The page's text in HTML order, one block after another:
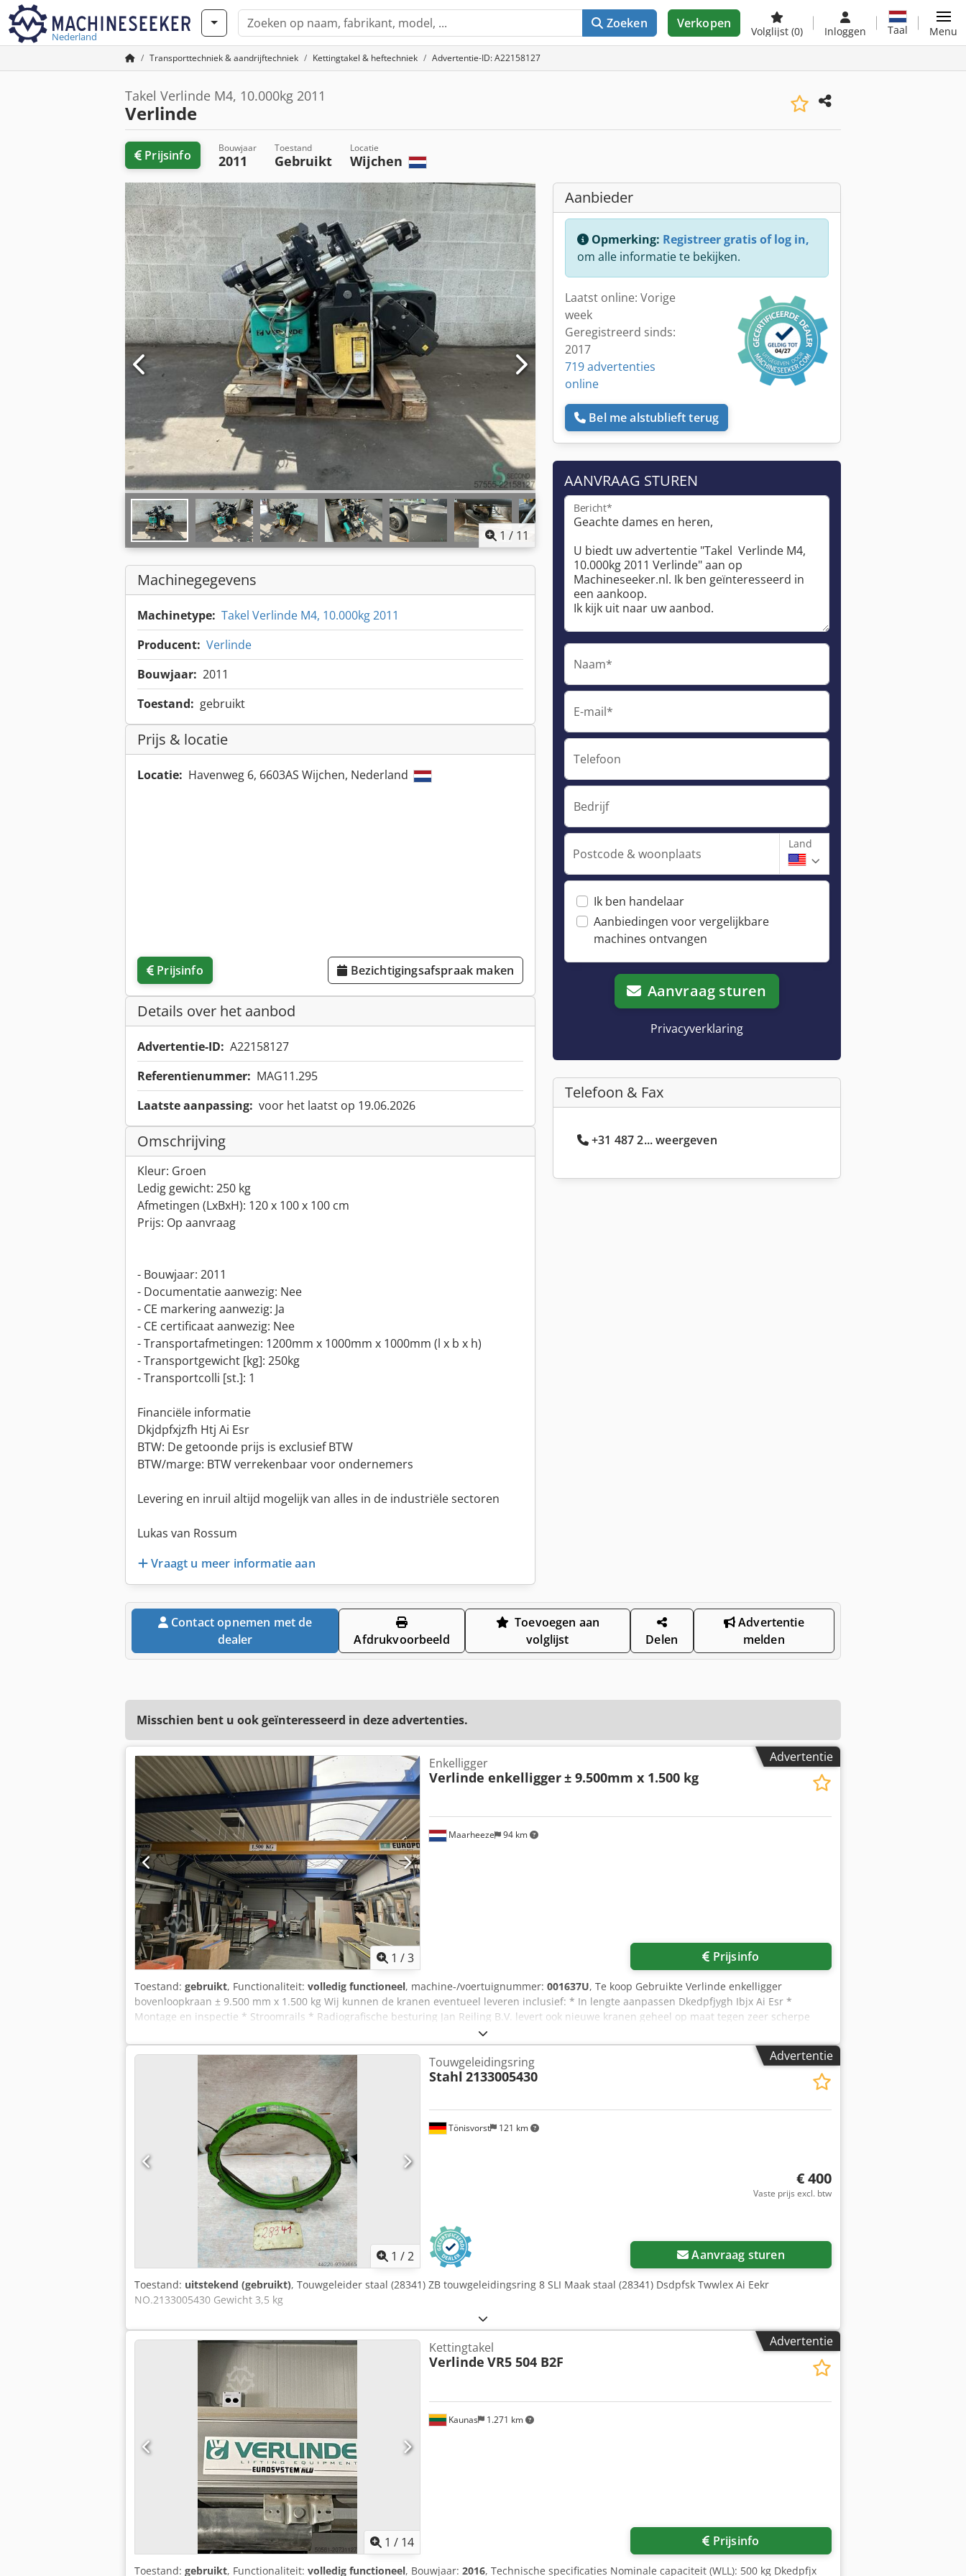
Nederland
Zoeken Verkopen
Volglijst (0) Inloggen Taal Menu
Transporttechniek & aandrijftechniek Kettingtakel & heftechniek Advertentie-ID: A22158127
Takel Verlinde M4, 10.000kg 2011
Verlinde
Prijsinfo Bouwjaar
2011
Toestand
Gebruikt
Locatie
Wijchen
1 / 11
Machinegegevens
Machinetype: Takel Verlinde M4, 10.000kg 2011
Producent: Verlinde
Bouwjaar: 2011
Toestand: gebruikt
Prijs & locatie
Locatie: Havenweg 6, 6603AS Wijchen, Nederland
Prijsinfo Bezichtigingsafspraak maken
Details over het aanbod
Advertentie-ID: A22158127
Referentienummer: MAG11.295
Laatste aanpassing: voor het laatst op 19.06.2026
Omschrijving
Kleur: Groen
Ledig gewicht: 250 kg
Afmetingen (LxBxH): 120 x 100 x 100 cm
Prijs: Op aanvraag
- Bouwjaar: 2011
- Documentatie aanwezig: Nee
- CE markering aanwezig: Ja
- CE certificaat aanwezig: Nee
- Transportafmetingen: 1200mm x 1000mm x 1000mm (l x b x h)
- Transportgewicht [kg]: 250kg
- Transportcolli [st.]: 1
Financiële informatie
Dkjdpfxjzfh Htj Ai Esr
BTW: De getoonde prijs is exclusief BTW
BTW/marge: BTW verrekenbaar voor ondernemers
Levering en inruil altijd mogelijk van alles in de industriële sectoren
Lukas van Rossum
Vraagt u meer informatie aan
Aanbieder
Opmerking: Registreer gratis of log in,
om alle informatie te bekijken.
Laatst online: Vorige
week
Geregistreerd sinds:
2017
719 advertenties
online
Bel me alstublieft terug
AANVRAAG STUREN
Bericht*
Naam*
E-mail*
Telefoon
Bedrijf
Postcode & woonplaats
Land
Ik ben handelaar
Aanbiedingen voor vergelijkbare
machines ontvangen
Aanvraag sturen
Privacyverklaring
Telefoon & Fax
+31 487 2... weergeven
Contact opnemen met de
dealer
Afdrukvoorbeeld
Toevoegen aan
volglijst
Delen
Advertentie
melden
Misschien bent u ook geïnteresseerd in deze advertenties.
Advertentie
1 /3
Maarheeze 94 km
Enkelligger
Verlinde enkelligger± 9.500mm x 1.500 kg
Prijsinfo
Toestand: gebruikt, Functionaliteit: volledig functioneel, machine-/voertuignummer: 001637U, Te koop Gebruikte Verlinde enkelligger
bovenloopkraan ± 9.500 mm x 1.500 kg Wij kunnen de kranen eventueel leveren inclusief: * In lengte aanpassen Dkedpfjygh Ibjx Ai Esr *
Montage en inspectie * Stroomrails * Radiografische besturing Jan Reiling B.V. levert ook nieuwe kranen geheel op maat tegen zeer scherpe
prijzen. * bovenloopkranen * hangkranen * zwenkkranen * KBK installaties * botenliften Al onze nieuwe en gebruikte kranen welke wij leveren (
binnen NL en BE ) worden inclusief garantie geleverd! Daarnaast beschikken wij over een eigen voorraad van ca. 15.000 Demag onderdelen.
Voor meer informatie zie de website van Jan Reiling B.V. zoekwoorden: Kranen, kraan, rolburg, werkplaatskraan, magazijnkraan, takel, krane,
hallenkrane, brückenkrane, bruckenkrane, werkstattkrane, lagerkrane, hebezeuge, cranes, universel crane, hoist. Bovenloopkraan, laufkrane,
overhead crane. Enke
Advertentie
1 /2
Tönisvorst 121 km
Touwgeleidingsring
Stahl 2133005430
€ 400
Vaste prijs excl. btw
Aanvraag sturen
Toestand: uitstekend (gebruikt), Touwgeleider staal (28341) ZB touwgeleidingsring 8 SLI Maak staal (28341) Dsdpfsk Twwlex Ai Eekr
NO.2133005430 Gewicht 3,5 kg
Advertentie
1 / 14
Kaunas 1.271 km
Kettingtakel
Verlinde VR5 504 B2F
Prijsinfo
Toestand: gebruikt, Functionaliteit: volledig functioneel, Bouwjaar: 2016, Technische specificaties Nominale capaciteit (WLL): 500 kg Dkedpfjx